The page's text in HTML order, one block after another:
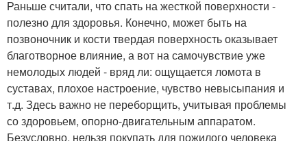
Раньше считали, что спать на жесткой поверхности -
полезно для здоровья. Конечно, может быть на
позвоночник и кости твердая поверхность оказывает
благотворное влияние, а вот на самочувствие уже
немолодых людей - вряд ли: ощущается ломота в
суставах, плохое настроение, чувство невысыпания и
т.д. Здесь важно не переборщить, учитывая проблемы
со здоровьем, опорно-двигательным аппаратом.
Безусловно, нельзя покупать для пожилого человека